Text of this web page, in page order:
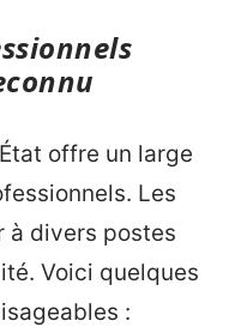
offre un large
Les
à divers postes
Voici quelques
: